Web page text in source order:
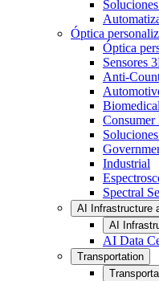
Óptica
Óptica
Sensores
Anti-
Consumer
Industrial
Spectral
AI Infrastructure
AI
AI Data
Transportation